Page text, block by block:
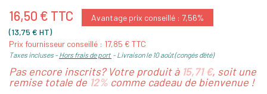
16,50 € TTC
Avantage prix conseillé : 7,56%
(13,75 € HT)
Prix fournisseur conseillé : 17,85 € TTC
Taxes incluses Hors frais de port Livraison le 10 août (congés d'été)
Pas encore inscrits? Votre produit à 15,71 €, soit une
remise totale de 12% comme cadeau de bienvenue !